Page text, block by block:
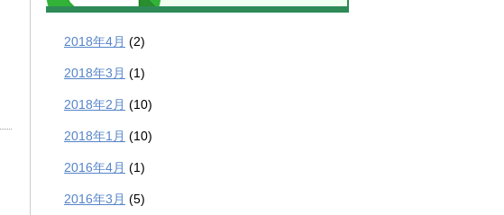
2018年4月 (2)
2018年3月 (1)
2018年2月 (10)
2018年1月 (10)
2016年4月 (1)
2016年3月 (5)